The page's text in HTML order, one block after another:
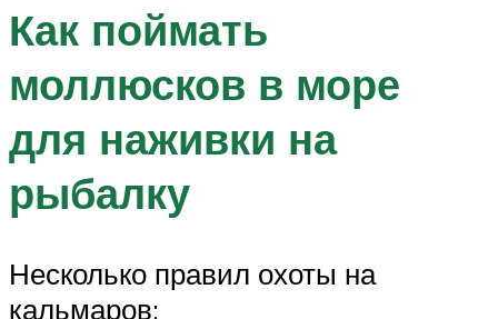
Как поймать
моллюсков в море
для наживки на
рыбалку
Несколько правил охоты на
кальмаров: